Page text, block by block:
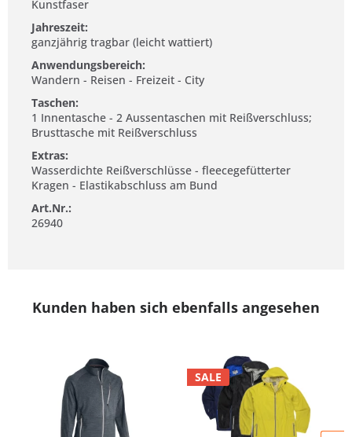
Kunstfaser
Jahreszeit:
ganzjährig tragbar (leicht wattiert)
Anwendungsbereich:
Wandern - Reisen - Freizeit - City
Taschen:
1 Innentasche - 2 Aussentaschen mit Reißverschluss;
Brusttasche mit Reißverschluss
Extras:
Wasserdichte Reißverschlüsse - fleecegefütterter
Kragen - Elastikabschluss am Bund
Art.Nr.:
26940
Kunden haben sich ebenfalls angesehen
SALE